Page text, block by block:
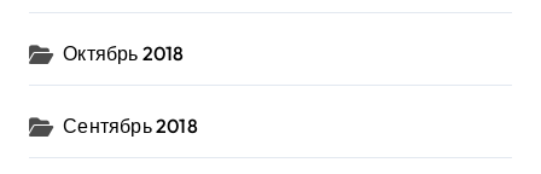
Октябрь 2018
Сентябрь 2018